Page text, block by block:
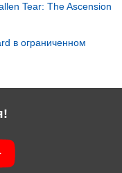
Tear: The Ascension
в ограниченном